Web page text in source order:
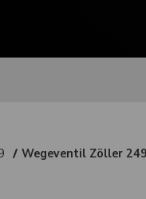
Wegeventil Zöller